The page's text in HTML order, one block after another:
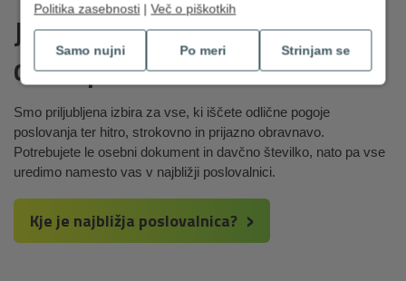
Je dozorel čas,
da se preselite k nam?
Smo priljubljena izbira za vse, ki iščete odlične pogoje
poslovanja ter hitro, strokovno in prijazno obravnavo.
Potrebujete le osebni dokument in davčno številko, nato pa vse
uredimo namesto vas v najbližji poslovalnici.
Kje je najbližja poslovalnica?
Politika zasebnosti |Več o piškotkih
Samo nujni Po meri Strinjam se